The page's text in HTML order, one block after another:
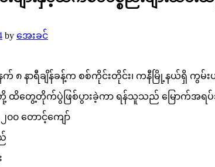
by အေးခင်
၈ နာရီချိန်ခန့်က စစ်ကိုင်းတိုင်း၊ ကနီမြို့နယ်ရှိ ကွမ်
းတို့ ထိတွေ့တိုက်ပွဲဖြစ်ပွားခဲ့ကာ ရန်သူသည် မြောက်
၀၀ တောင့်ကျော်